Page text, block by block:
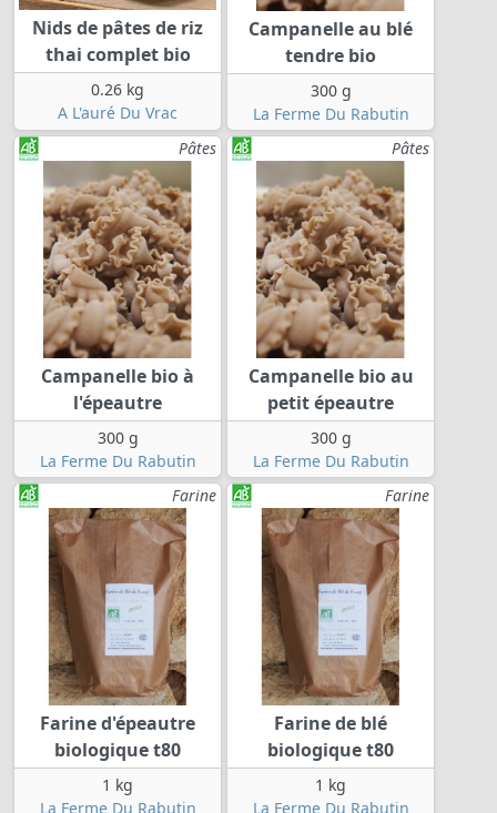
Nids de pâtes de riz
thai complet bio
0.26 kg
A L'auré Du Vrac
Campanelle au blé
tendre bio
300 g
La Ferme Du Rabutin
Pâtes
Campanelle bio à
l'épeautre
300 g
La Ferme Du Rabutin
Pâtes
Campanelle bio au
petit épeautre
300 g
La Ferme Du Rabutin
Farine
Farine d'épeautre
biologique t80
1 kg
La Ferme Du Rabutin
Farine
Farine de blé
biologique t80
1 kg
La Ferme Du Rabutin